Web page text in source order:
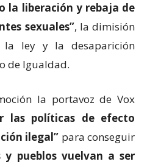
la liberación y rebaja de
sexuales”, la dimisión
la ley y la desaparición
de Igualdad.
la portavoz de Vox
las políticas de efecto
ilegal” para conseguir
y pueblos vuelvan a ser